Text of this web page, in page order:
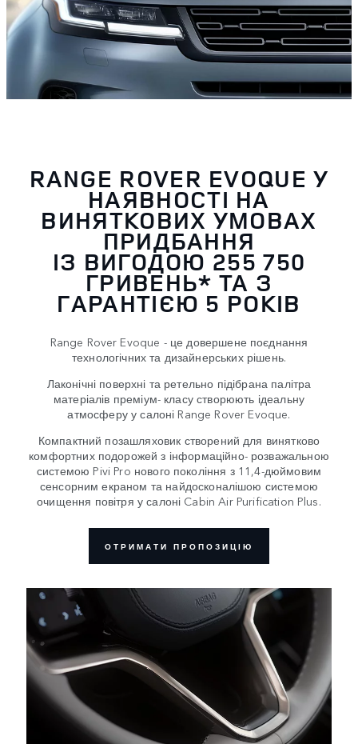
RANGE ROVER EVOQUE У
НАЯВНОСТІ НА
ВИНЯТКОВИХ УМОВАХ
ПРИДБАННЯ
ІЗ ВИГОДОЮ 255 750
ГРИВЕНЬ* ТА З
ГАРАНТІЄЮ 5 РОКІВ
Range Rover Evoque - це довершене поєднання
технологічних та дизайнерських рішень.
Лаконічні поверхні та ретельно підібрана палітра
матеріалів преміум- класу створюють ідеальну
атмосферу у салоні Range Rover Evoque.
Компактний позашляховик створений для винятково
комфортних подорожей з інформаційно- розважальною
системою Pivi Pro нового покоління з 11,4-дюймовим
сенсорним екраном та найдосконалішою системою
очищення повітря у салоні Cabin Air Purification Plus.
ОТРИМАТИ ПРОПОЗИЦІЮ